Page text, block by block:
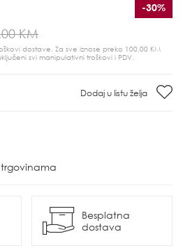
KM
-30%
dostave. Za sve iznose preko 100,00 KM
svi manipulativni troškovi i PDV.
Dodaj u listu želja
Besplatna
dostava